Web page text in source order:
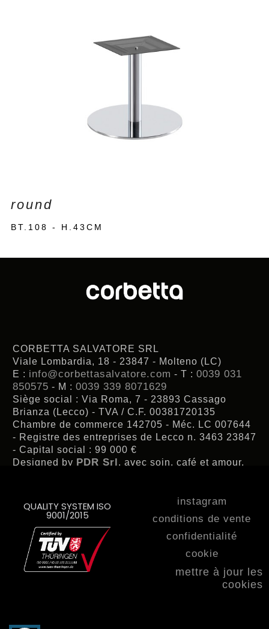
round
BT.108 - H.43CM
CORBETTA SALVATORE SRL
Viale Lombardia, 18 - 23847 - Molteno (LC)
E : info@corbettasalvatore.com - T : 0039 031
850575 - M : 0039 339 8071629
Siège social : Via Roma, 7 - 23893 Cassago
Brianza (Lecco) - TVA / C.F. 00381720135
Chambre de commerce 142705 - Méc. LC 007644
- Registre des entreprises de Lecco n. 3463 23847
- Capital social : 99 000 €
Designed by PDR Srl , avec soin, café et amour.
QUALITY SYSTEM ISO
9001/2015
instagram
conditions de vente
confidentialité
cookie
mettre à jour les
cookies